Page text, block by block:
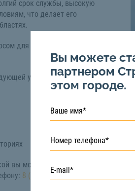
срок службы, высокую
что делает его
для выполнения
укладки асфальта
вы можете на сайте
8 (922) 517-40-66
Вы можете
партнером
этом городе.